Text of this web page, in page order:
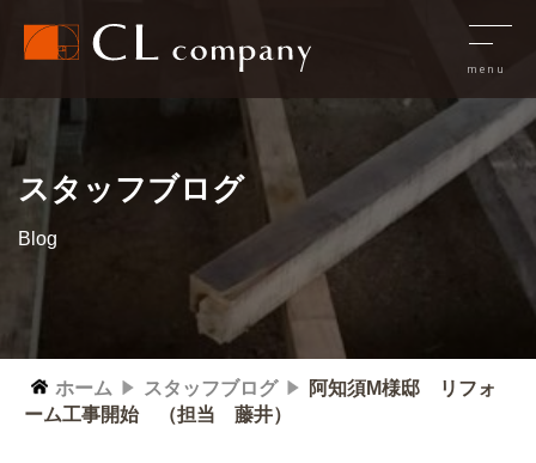
スタッフブログ
Blog
ホーム スタッフブログ
阿知須M様邸 リフォ
ーム工事開始 （担当 藤井）